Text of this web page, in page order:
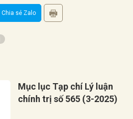
Chia sẻ Zalo
Mục lục Tạp chí Lý luận
chính trị số 565 (3-2025)